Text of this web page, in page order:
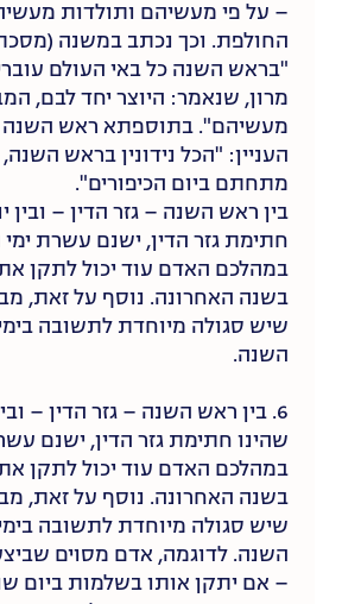
– על פי מעשיהם ותולדות
החולפת. וכך נכתב במשנה
"בראש השנה כל באי העולם
מרון, שנאמר: היוצר יחד לבם,
מעשיהם". בתוספתא ראש
העניין: "הכל נידונין בראש השנה,
מתחתם ביום הכיפורים".
בין ראש השנה – גזר הדין – ובין
חתימת גזר הדין, ישנם עשרת
במהלכם האדם עוד יכול לתקן
בשנה האחרונה. נוסף על זאת,
שיש סגולה מיוחדת לתשובה
השנה.
6. בין ראש השנה – גזר הדין –
שהינו חתימת גזר הדין, ישנם
במהלכם האדם עוד יכול לתקן
בשנה האחרונה. נוסף על זאת,
שיש סגולה מיוחדת לתשובה
השנה. לדוגמה, אדם מסוים
– אם יתקן אותו בשלמות ביום